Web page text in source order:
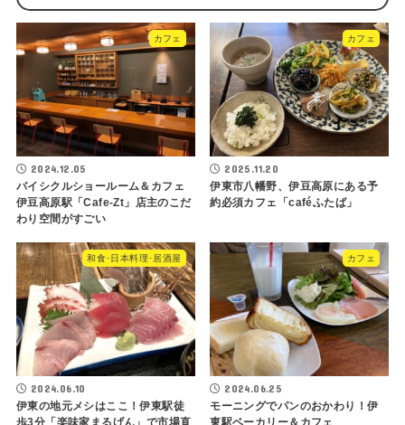
カフェ
2024.12.05
バイシクルショールーム＆カフェ
伊豆高原駅「Cafe-Zt」店主のこだ
わり空間がすごい
カフェ
2025.11.20
伊東市八幡野、伊豆高原にある予
約必須カフェ「caféふたば」
和食･日本料理･居酒屋
2024.06.10
伊東の地元メシはここ！伊東駅徒
歩3分「楽味家まるげん」で市場直
カフェ
2024.06.25
モーニングでパンのおかわり！伊
東駅ベーカリー＆カフェ